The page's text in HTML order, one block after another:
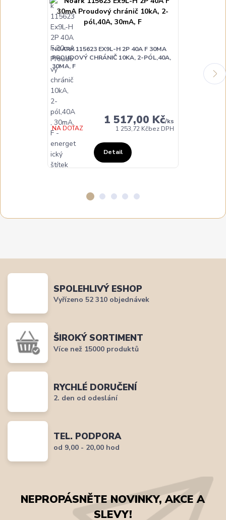
NOARK 115623 EX9L-H 2P 40A F 30MA
PROUDOVÝ CHRÁNIČ 10KA, 2-PÓL,40A,
30MA, F
1 517,00 Kč/ks
1 253,72 Kčbez DPH
NA DOTAZ
Detail
30MA, F
SPOLEHLIVÝ ESHOP
Vyřízeno 52 310 objednávek
ŠIROKÝ SORTIMENT
Více než 15000 produktů
RYCHLÉ DORUČENÍ
2. den od odeslání
TEL. PODPORA
od 9,00 - 20,00 hod
NEPROPÁSNĚTE NOVINKY, AKCE A
SLEVY!